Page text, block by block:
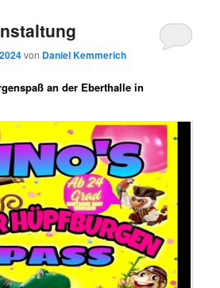
von Daniel Kemmerich
an der Eberthalle in